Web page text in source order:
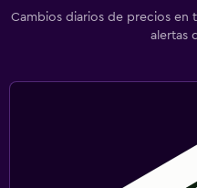
Cambios diarios de precios en
alertas